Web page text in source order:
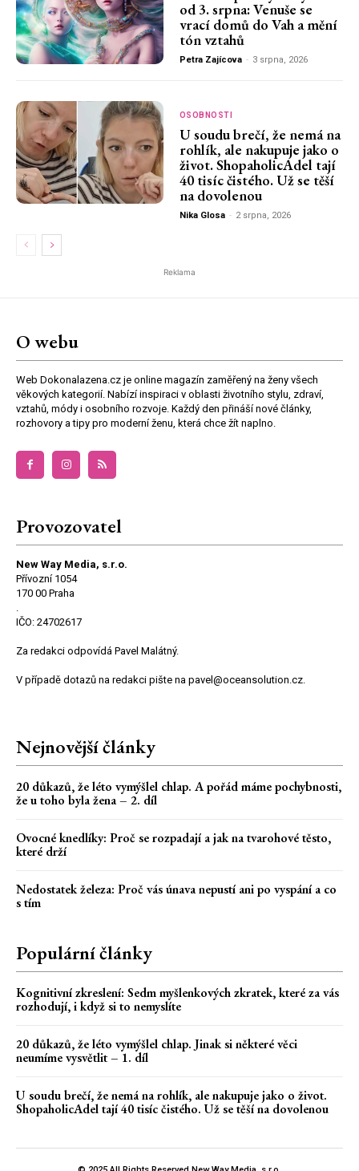
od 3. srpna: Venuše se
vrací domů do Vah a mění
tón vztahů
Petra Zajícova - 3 srpna, 2026
OSOBNOSTI
U soudu brečí, že nemá na
rohlík, ale nakupuje jako o
život. ShopaholicAdel tají
40 tisíc čistého. Už se těší
na dovolenou
Nika Glosa - 2 srpna, 2026
Reklama
O webu
Web Dokonalazena.cz je online magazín zaměřený na ženy všech
věkových kategorií. Nabízí inspiraci v oblasti životního stylu, zdraví,
vztahů, módy i osobního rozvoje. Každý den přináší nové články,
rozhovory a tipy pro moderní ženu, která chce žít naplno.
Provozovatel
New Way Media, s.r.o.
Přívozní 1054
170 00 Praha
IČO: 24702617
Za redakci odpovídá Pavel Malátný.
V případě dotazů na redakci pište na pavel@oceansolution.cz.
Nejnovější články
20 důkazů, že léto vymýšlel chlap. A pořád máme pochybnosti,
že u toho byla žena – 2. díl
Ovocné knedlíky: Proč se rozpadají a jak na tvarohové těsto,
které drží
Nedostatek železa: Proč vás únava nepustí ani po vyspání a co
s tím
Populární články
Kognitivní zkreslení: Sedm myšlenkových zkratek, které za vás
rozhodují, i když si to nemyslíte
20 důkazů, že léto vymýšlel chlap. Jinak si některé věci
neumíme vysvětlit – 1. díl
U soudu brečí, že nemá na rohlík, ale nakupuje jako o život.
ShopaholicAdel tají 40 tisíc čistého. Už se těší na dovolenou